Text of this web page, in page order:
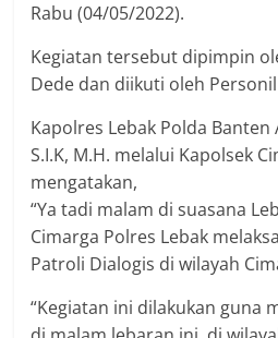
Rabu (04/05/2022).
Kegiatan tersebut dipimpin
Dede dan diikuti oleh
Kapolres Lebak Polda Banten
S.I.K, M.H. melalui Kapolsek
mengatakan,
“Ya tadi malam di suasana
Cimarga Polres Lebak
Patroli Dialogis di wilayah
“Kegiatan ini dilakukan guna